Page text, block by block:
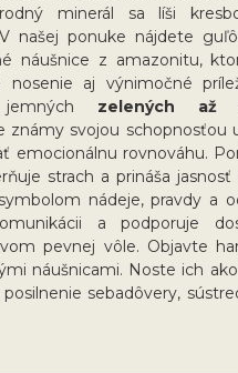
minerál sa líši
našej ponuke nájdete
náušnice z amazonitu,
nosenie aj výnimočné
jemných zelených až
známy svojou schopnosťou
emocionálnu rovnováhu.
strach a prináša
nádeje, pravdy a
a podporuje
pevnej vôle. Objavte
náušnicami. Noste ich
sebadôvery,